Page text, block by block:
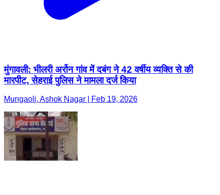
मुंगावली: भीलरी अर्रोन गांव में दबंग ने 42 वर्षीय व्यक्ति से की
मारपीट, सेहराई पुलिस ने मामला दर्ज किया
Mungaoli, Ashok Nagar | Feb 19, 2026